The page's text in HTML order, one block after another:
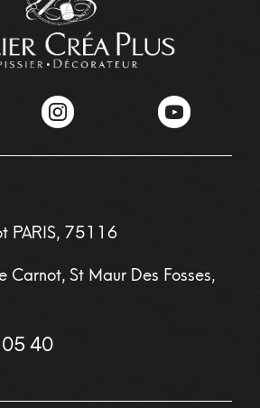
YouTube
PARIS, 75116
Carnot, St Maur Des Fosses,
40